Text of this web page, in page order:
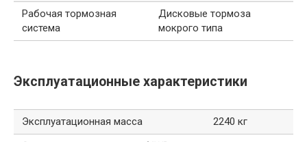
Рабочая тормозная
система
Дисковые тормоза
мокрого типа
Эксплуатационные характеристики
Эксплуатационная масса
2240 кг